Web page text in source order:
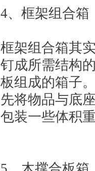
4、框架组合箱
框架组合箱其
钉成所需结构
板组成的箱子
先将物品与底
包装一些体积